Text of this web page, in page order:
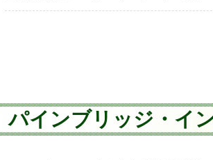
パインブリッジ・イ